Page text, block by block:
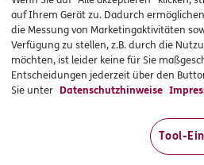
auf Ihrem Gerät zu. Dadurch
die Messung von Marketingaktivitäten
Verfügung zu stellen, z.B. durch die
möchten, ist leider keine für Sie
Entscheidungen jederzeit über den
Sie unter Datenschutzhinweise
Tool-